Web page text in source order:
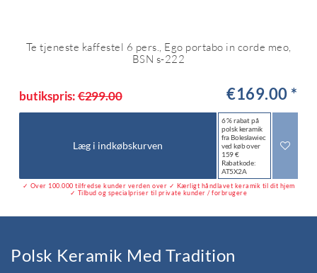
Te tjeneste kaffestel 6 pers., Ego portabo in corde meo,
BSN s-222
butikspris:€299.00 €169.00 *
Læg i indkøbskurven
6 % rabat på
polsk keramik
fra Bolesławiec
ved køb over
159 €
Rabatkode:
AT5X2A
✓ Over 100.000 tilfredse kunder verden over ✓ Kærligt håndlavet keramik til dit hjem
✓ Tilbud og specialpriser til private kunder / forbrugere
Polsk Keramik Med Tradition